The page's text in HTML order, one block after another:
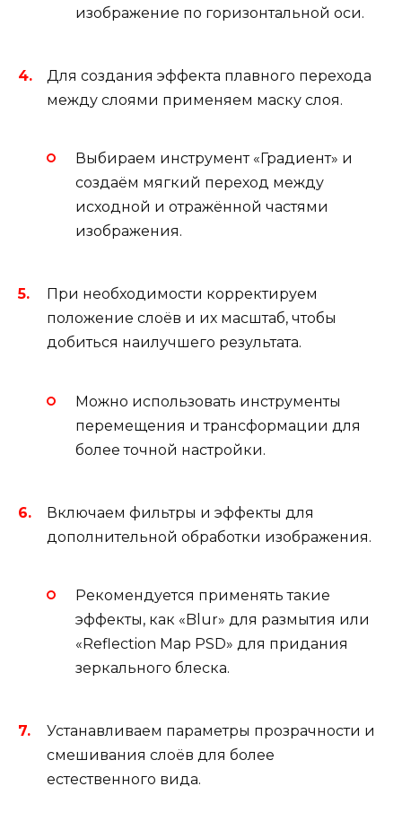
изображение по горизонтальной оси.
Для создания эффекта плавного перехода
между слоями применяем маску слоя.
Выбираем инструмент «Градиент» и
создаём мягкий переход между
исходной и отражённой частями
изображения.
При необходимости корректируем
положение слоёв и их масштаб, чтобы
добиться наилучшего результата.
Можно использовать инструменты
перемещения и трансформации для
более точной настройки.
Включаем фильтры и эффекты для
дополнительной обработки изображения.
Рекомендуется применять такие
эффекты, как «Blur» для размытия или
«Reflection Map PSD» для придания
зеркального блеска.
Устанавливаем параметры прозрачности и
смешивания слоёв для более
естественного вида.